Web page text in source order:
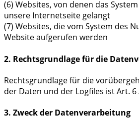
(6) Web­sites, von denen das
unse­re Inter­net­sei­te gelangt
(7) Web­sites, die vom Sys­tem des
Web­site auf­ge­ru­fen werden
2. Rechtsgrundlage für die
Rechts­grund­la­ge für die
der Daten und der Log­files ist Art. 6
3. Zweck der Datenverarbeitung